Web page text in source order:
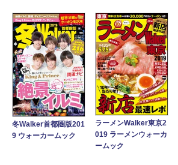
冬Walker首都圏版201
9 ウォーカームック
ラーメンWalker東京2
019 ラーメンウォーカ
ームック